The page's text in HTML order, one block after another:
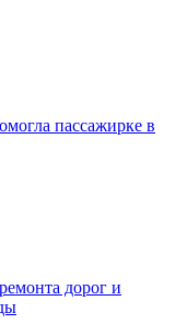
пассажирке в
дорог и